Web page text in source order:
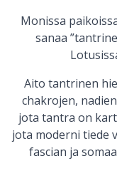
Monissa
sanaa
Aito tantrinen
chakrojen,
jota tantra on
jota moderni tiede
fascian ja